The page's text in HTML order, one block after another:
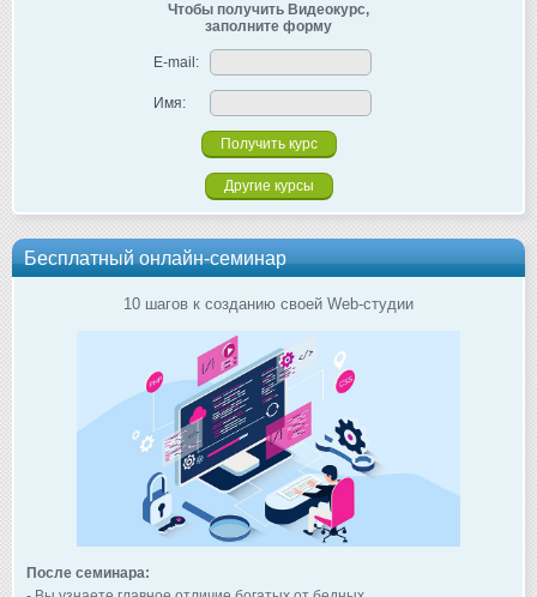
Чтобы получить Видеокурс,
заполните форму
E-mail:
Имя:
Другие курсы
Бесплатный онлайн-семинар
10 шагов к созданию своей Web-студии
После семинара: